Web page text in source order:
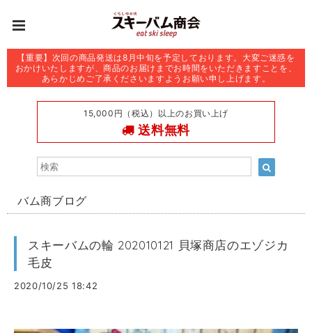
【重要】次回の商品発送は8月中旬を予定しております。大変ご迷惑を
おかけいたしますが、商品のお届けまでお時間をいただきますことを、
あらかじめご了承くださいますようお願い申し上げます。
15,000円（税込）以上のお買い上げ
送料無料
バム商ブログ
スキーバムの輪 202010121 貝塚商店のエゾジカ
毛皮
2020/10/25 18:42